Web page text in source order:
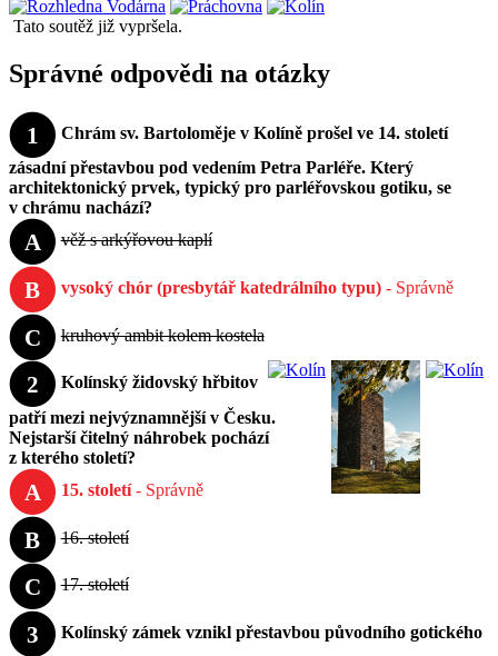
Tato soutěž již vypršela.
Správné odpovědi na otázky
1
Chrám sv. Bartoloměje v Kolíně prošel ve 14. století
zásadní přestavbou pod vedením Petra Parléře. Který
architektonický prvek, typický pro parléřovskou gotiku, se
v chrámu nachází?
A věž s arkýřovou kaplí
B vysoký chór (presbytář katedrálního typu)- Správně
C kruhový ambit kolem kostela
2
Kolínský židovský hřbitov
patří mezi nejvýznamnější v Česku.
Nejstarší čitelný náhrobek pochází
z kterého století?
A 15. století- Správně
B 16. století
C 17. století
3
Kolínský zámek vznikl přestavbou původního gotického